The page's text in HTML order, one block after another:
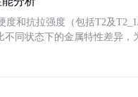
度和抗拉强度（包括T2及
同状态下的金属特性差异，